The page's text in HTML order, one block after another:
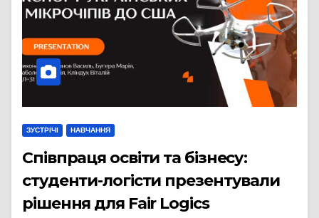
ЗУСТРІЧІ НАВЧАННЯ
Співпраця освіти та бізнесу:
студенти-логісти презентували
рішення для Fair Logics